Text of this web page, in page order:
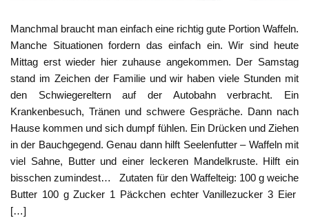
Manchmal braucht man einfach eine richtig gute Portion Waffeln.
Manche Situationen fordern das einfach ein. Wir sind heute
Mittag erst wieder hier zuhause angekommen. Der Samstag
stand im Zeichen der Familie und wir haben viele Stunden mit
den Schwiegereltern auf der Autobahn verbracht. Ein
Krankenbesuch, Tränen und schwere Gespräche. Dann nach
Hause kommen und sich dumpf fühlen. Ein Drücken und Ziehen
in der Bauchgegend. Genau dann hilft Seelenfutter – Waffeln mit
viel Sahne, Butter und einer leckeren Mandelkruste. Hilft ein
bisschen zumindest… Zutaten für den Waffelteig: 100 g weiche
Butter 100 g Zucker 1 Päckchen echter Vanillezucker 3 Eier
[…]